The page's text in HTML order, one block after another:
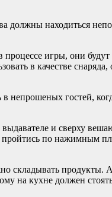
должны находиться
игры, они будут
в качестве
непрошеных гостей,
и сверху
пройтись по нажимным
складывать продукты.
на кухне должен